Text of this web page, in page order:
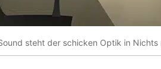
steht der schicken Optik in Nichts